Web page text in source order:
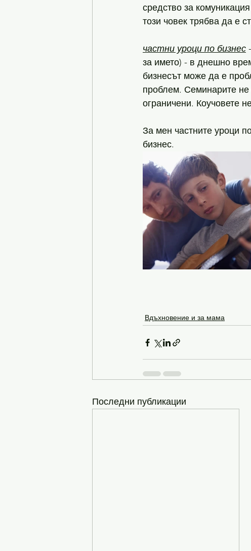
средство за
този човек трябва да е
частни уроци по бизнес
за името) - в днешно
бизнесът може да е
проблем. Семинарите
ограничени. Коучовете
За мен частните уроци
бизнес.
Вдъхновение и за мама
Последни публикации